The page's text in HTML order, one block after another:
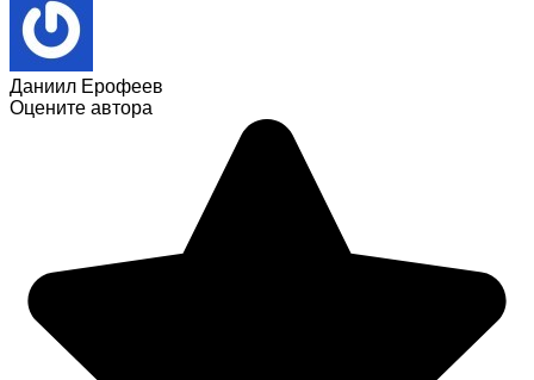
Даниил Ерофеев
Оцените автора